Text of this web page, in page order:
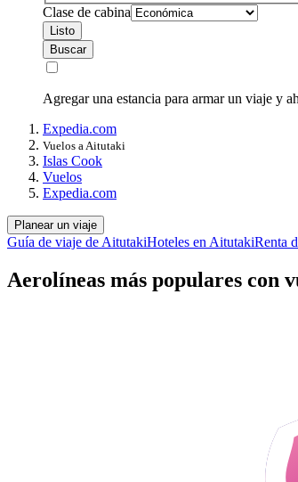
Clase de cabina
Listo
Buscar
Agregar una estancia para armar un viaje y
Expedia.com
Vuelos a Aitutaki
Islas Cook
Vuelos
Expedia.com
Planear un viaje
Guía de viaje de AitutakiHoteles en AitutakiRenta
Aerolíneas más populares con